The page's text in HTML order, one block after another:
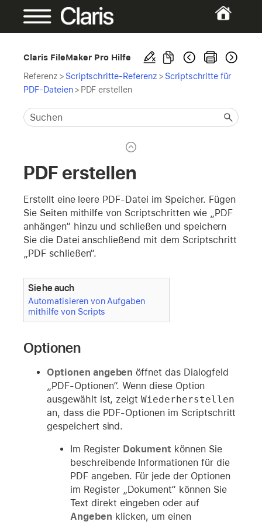
Claris FileMaker Pro Hilfe
Referenz > Scriptschritte-Referenz > Scriptschritte für
PDF-Dateien > PDF erstellen
PDF erstellen
Erstellt eine leere PDF-Datei im Speicher. Fügen
Sie Seiten mithilfe von Scriptschritten wie „PDF
anhängen“ hinzu und schließen und speichern
Sie die Datei anschließend mit dem Scriptschritt
„PDF schließen“.
Siehe auch
Automatisieren von Aufgaben
mithilfe von Scripts
Optionen
Optionen angeben öffnet das Dialogfeld
„PDF-Optionen“. Wenn diese Option
ausgewählt ist, zeigtWiederherstellen
an, dass die PDF-Optionen im Scriptschritt
gespeichert sind.
Im Register Dokument können Sie
beschreibende Informationen für die
PDF angeben. Für jede der Optionen
im Register „Dokument“ können Sie
Text direkt eingeben oder auf
Angeben klicken, um einen